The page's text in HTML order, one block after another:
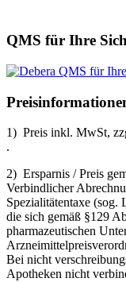
QMS für Ihre
1) Preis inkl. MwSt,
.
2) Ersparnis / Preis
Verbindlicher
Spezialitätentaxe (sog.
die sich gemäß §129
pharmazeutischen
Bei nicht
Apotheken nicht